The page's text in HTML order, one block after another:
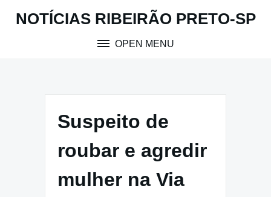
NOTÍCIAS RIBEIRÃO PRETO-SP
OPEN MENU
Suspeito de
roubar e agredir
mulher na Via